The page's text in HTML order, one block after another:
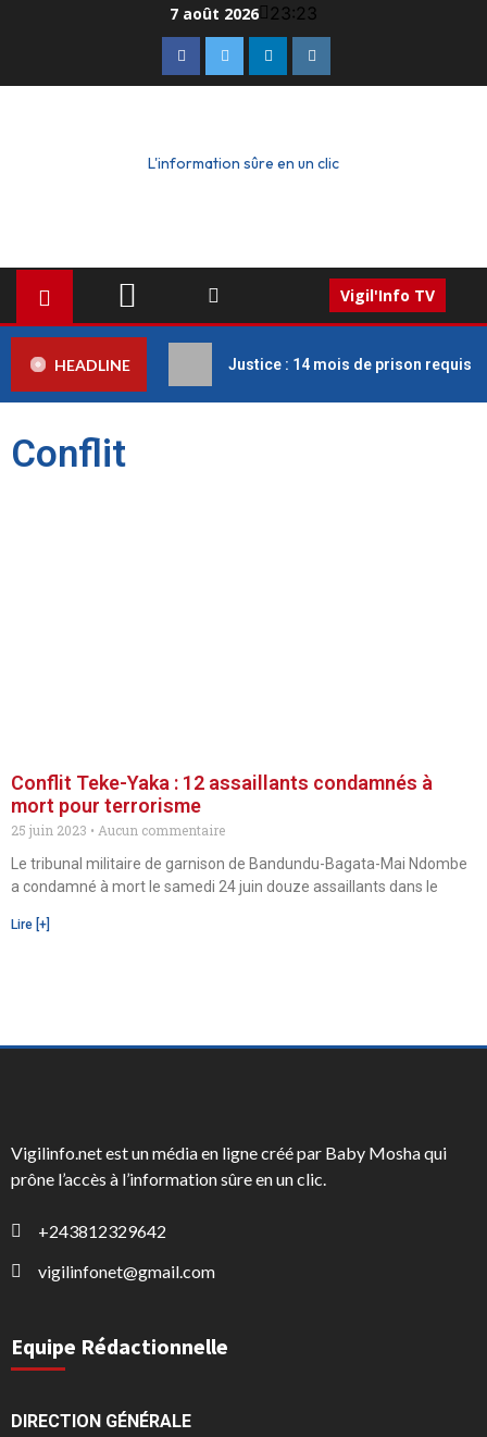
7 août 2026 23:23
L'information sûre en un clic
Vigil'Info TV
HEADLINE Justice : 14 mois de prison requis
Conflit
Conflit Teke-Yaka : 12 assaillants condamnés à
mort pour terrorisme
25 juin 2023
Aucun commentaire
Le tribunal militaire de garnison de Bandundu-Bagata-Mai Ndombe
a condamné à mort le samedi 24 juin douze assaillants dans le
Lire [+]
Vigilinfo.net est un média en ligne créé par Baby Mosha qui
prône l’accès à l’information sûre en un clic.
+243812329642
vigilinfonet@gmail.com
Equipe Rédactionnelle
DIRECTION GÉNÉRALE